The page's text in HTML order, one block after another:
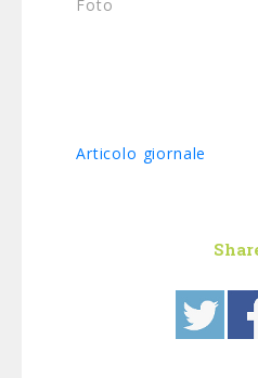
Foto
Articolo giornale